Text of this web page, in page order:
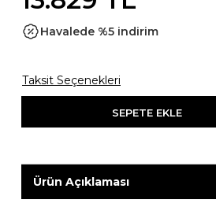
Havalede %5 indirim
Taksit Seçenekleri
SEPETE EKLE
Ürün Açıklaması